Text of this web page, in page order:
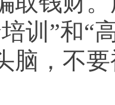
训”和“
脑，不